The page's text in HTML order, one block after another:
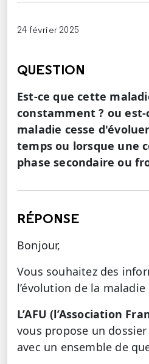
24 février 2025
QUESTION
Est-ce que cette
constamment ? ou
maladie cesse
temps ou lorsque une
phase secondaire ou
RÉPONSE
Bonjour,
Vous souhaitez des
l’évolution de la
L’AFU (l’Association
vous propose un
avec un ensemble de